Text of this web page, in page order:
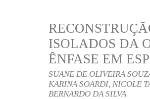
ISOLADOS DA
ÊNFASE EM
SUANE DE OLIVEIRA
KARINA SOARDI, NICOLE
BERNARDO DA SILVA